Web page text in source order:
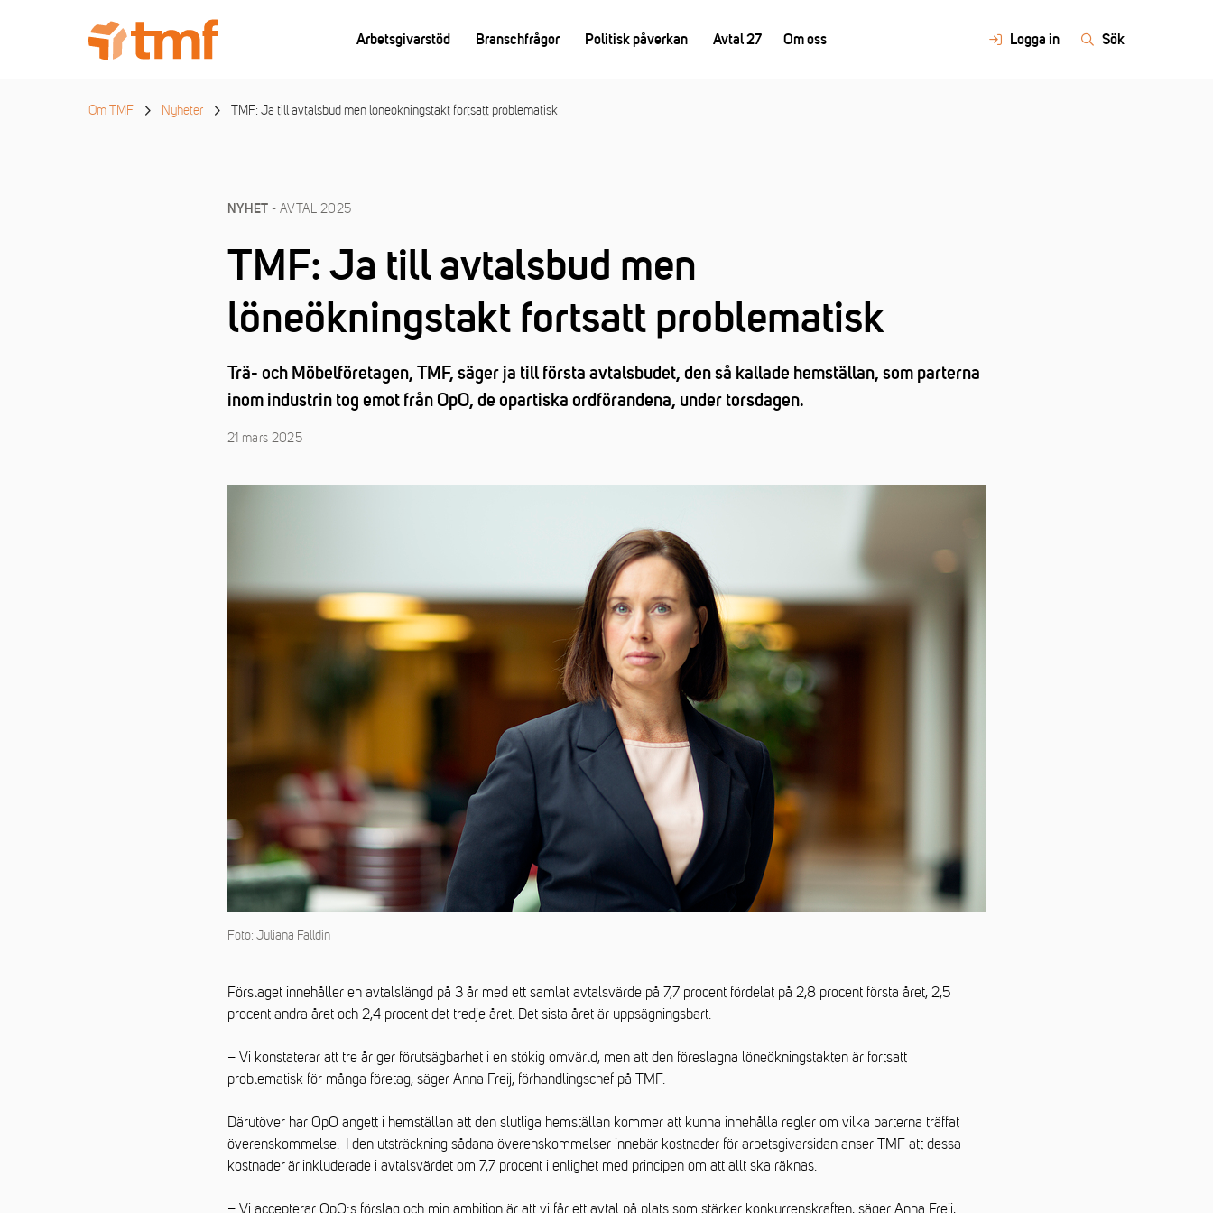
Arbetsgivarstöd Branschfrågor Politisk påverkan Avtal 27 Om oss Logga in Sök
Om TMF Nyheter TMF: Ja till avtalsbud men löneökningstakt fortsatt problematisk
NYHET - AVTAL 2025
TMF: Ja till avtalsbud men
löneökningstakt fortsatt problematisk
Trä- och Möbelföretagen, TMF, säger ja till första avtalsbudet, den så kallade hemställan, som parterna
inom industrin tog emot från OpO, de opartiska ordförandena, under torsdagen.
21 mars 2025
Foto: Juliana Fälldin
Förslaget innehåller en avtalslängd på 3 år med ett samlat avtalsvärde på 7,7 procent fördelat på 2,8 procent första året, 2,5
procent andra året och 2,4 procent det tredje året. Det sista året är uppsägningsbart.
– Vi konstaterar att tre år ger förutsägbarhet i en stökig omvärld, men att den föreslagna löneökningstakten är fortsatt
problematisk för många företag, säger Anna Freij, förhandlingschef på TMF.
Därutöver har OpO angett i hemställan att den slutliga hemställan kommer att kunna innehålla regler om vilka parterna träffat
överenskommelse. I den utsträckning sådana överenskommelser innebär kostnader för arbetsgivarsidan anser TMF att dessa
kostnader är inkluderade i avtalsvärdet om 7,7 procent i enlighet med principen om att allt ska räknas.
– Vi accepterar OpO:s förslag och min ambition är att vi får ett avtal på plats som stärker konkurrenskraften, säger Anna Freij,